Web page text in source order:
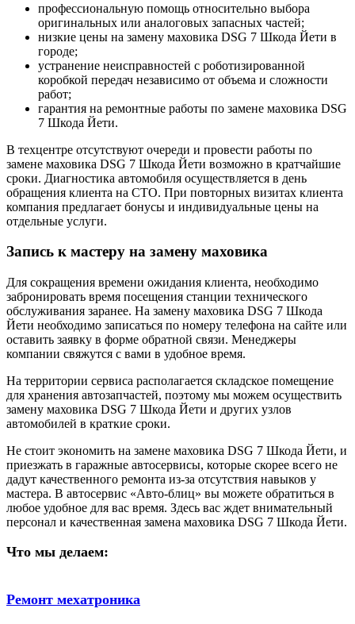
профессиональную помощь относительно выбора
оригинальных или аналоговых запасных частей;
низкие цены на замену маховика DSG 7 Шкода Йети в
городе;
устранение неисправностей с роботизированной
коробкой передач независимо от объема и сложности
работ;
гарантия на ремонтные работы по замене маховика DSG
7 Шкода Йети.
В техцентре отсутствуют очереди и провести работы по
замене маховика DSG 7 Шкода Йети возможно в кратчайшие
сроки. Диагностика автомобиля осуществляется в день
обращения клиента на СТО. При повторных визитах клиента
компания предлагает бонусы и индивидуальные цены на
отдельные услуги.
Запись к мастеру на замену маховика
Для сокращения времени ожидания клиента, необходимо
забронировать время посещения станции технического
обслуживания заранее. На замену маховика DSG 7 Шкода
Йети необходимо записаться по номеру телефона на сайте или
оставить заявку в форме обратной связи. Менеджеры
компании свяжутся с вами в удобное время.
На территории сервиса располагается складское помещение
для хранения автозапчастей, поэтому мы можем осуществить
замену маховика DSG 7 Шкода Йети и других узлов
автомобилей в краткие сроки.
Не стоит экономить на замене маховика DSG 7 Шкода Йети, и
приезжать в гаражные автосервисы, которые скорее всего не
дадут качественного ремонта из-за отсутствия навыков у
мастера. В автосервис «Авто-блиц» вы можете обратиться в
любое удобное для вас время. Здесь вас ждет внимательный
персонал и качественная замена маховика DSG 7 Шкода Йети.
Что мы делаем:
Ремонт мехатроника